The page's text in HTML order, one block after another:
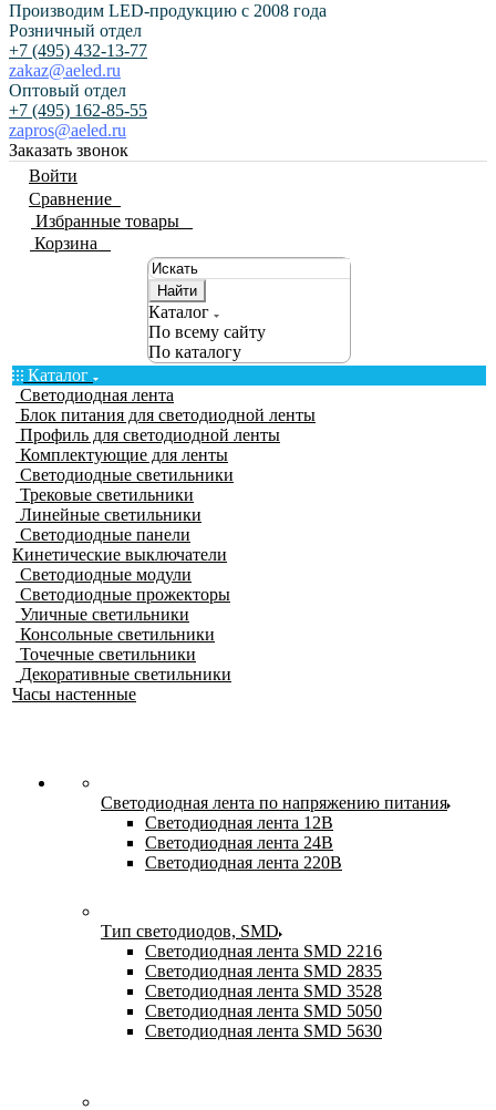
Производим LED-продукцию с 2008 года
Розничный отдел
+7 (495) 432-13-77
zakaz@aeled.ru
Оптовый отдел
+7 (495) 162-85-55
zapros@aeled.ru
Заказать звонок
Войти
Сравнение
Избранные товары
Корзина
Найти
Каталог
По всему сайту
По каталогу
Каталог
Светодиодная лента
Блок питания для светодиодной ленты
Профиль для светодиодной ленты
Комплектующие для ленты
Светодиодные светильники
Трековые светильники
Линейные светильники
Светодиодные панели
Кинетические выключатели
Светодиодные модули
Светодиодные прожекторы
Уличные светильники
Консольные светильники
Точечные светильники
Декоративные светильники
Часы настенные
Светодиодная лента по напряжению питания
Светодиодная лента 12В
Светодиодная лента 24В
Светодиодная лента 220В
Тип светодиодов, SMD
Cветодиодная лента SMD 2216
Светодиодная лента SMD 2835
Светодиодная лента SMD 3528
Светодиодная лента SMD 5050
Светодиодная лента SMD 5630